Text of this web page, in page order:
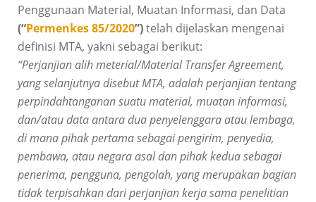
Penggunaan Material, Muatan Informasi, dan Data
(“Permenkes 85/2020”)telah dijelaskan mengenai
definisi MTA, yakni sebagai berikut:
“Perjanjian alih meterial/Material Transfer Agreement,
yang selanjutnya disebut MTA, adalah perjanjian tentang
perpindahtanganan suatu material, muatan informasi,
dan/atau data antara dua penyelenggara atau lembaga,
di mana pihak pertama sebagai pengirim, penyedia,
pembawa, atau negara asal dan pihak kedua sebagai
penerima, pengguna, pengolah, yang merupakan bagian
tidak terpisahkan dari perjanjian kerja sama penelitian